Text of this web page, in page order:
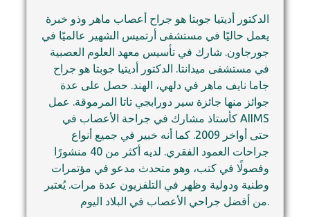
الدكتور أديتيا جوبتا هو جراح أعصاب ماهر وذو خبرة
يعمل حاليًا في مستشفى أرتميس الشهير عالميًا في
جورجاون. شارك في تأسيس معهد العلوم العصبية
في مستشفى ميدانتا. الدكتور أديتيا جوبتا هو جراح
جاما نايف ماهر في دلهي، الهند. حصل على عدة
جوائز منها جائزة سير دورابجي تاتا المرموقة. عمل
كأستاذ مشارك في جراحة الأعصاب في AIIMS
حتى أواخر 2009. كما أنه خبير في جميع أنواع
جراحات العمود الفقري. لديه أكثر من 40 منشورًا
وفصولًا في كتب، وهو متحدث مدعو في مؤتمرات
وطنية ودولية وظهر في التلفزيون عدة مرات. يُعتبر
من أفضل جراحي الأعصاب في البلاد اليوم.